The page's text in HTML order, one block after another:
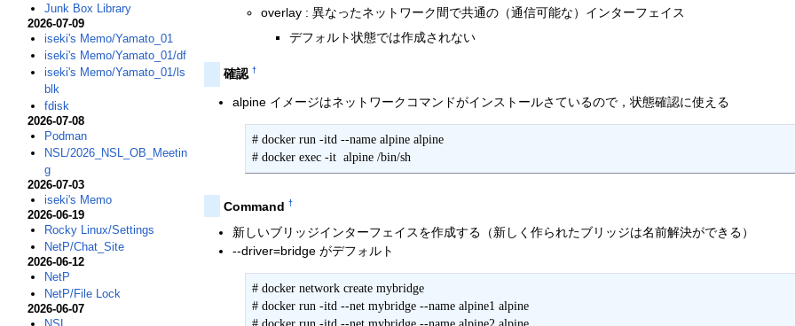
overlay : 異なったネットワーク間で共通の（通信可能な）インターフェイス
デフォルト状態では作成されない
確認 †
alpine イメージはネットワークコマンドがインストールさているので，状態確認に使える
# docker run -itd --name alpine alpine
# docker exec -it  alpine /bin/sh
Command †
新しいブリッジインターフェイスを作成する（新しく作られたブリッジは名前解決ができる）
--driver=bridge がデフォルト
# docker network create mybridge
# docker run -itd --net mybridge --name alpine1 alpine
Junk Box Library
2026-07-09
iseki's Memo/Yamato_01
iseki's Memo/Yamato_01/df
iseki's Memo/Yamato_01/ls
blk
fdisk
2026-07-08
Podman
NSL/2026_NSL_OB_Meetin
g
2026-07-03
iseki's Memo
2026-06-19
Rocky Linux/Settings
NetP/Chat_Site
2026-06-12
NetP
NetP/File Lock
2026-06-07